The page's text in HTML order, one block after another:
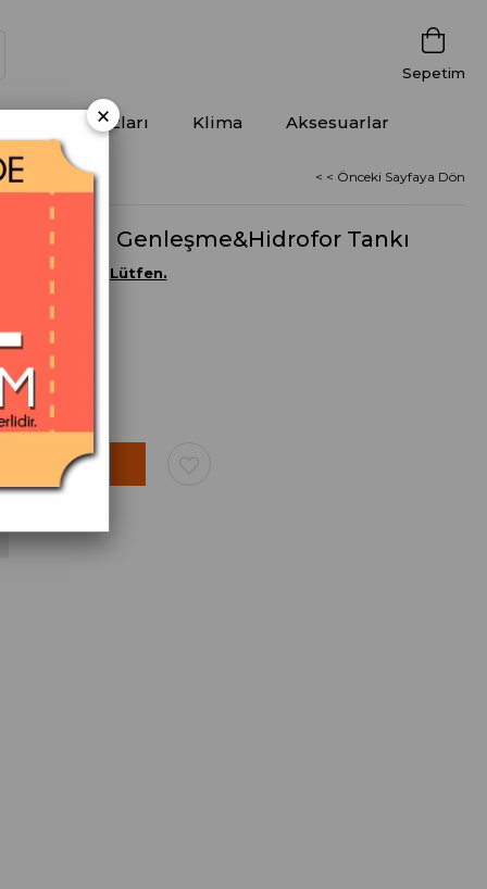
Sepetim
Alma Cihazları Klima Aksesuarlar
< < Önceki Sayfaya Dön
Kapalı Genleşme&Hidrofor Tankı
Kargo Sorun Lütfen.
×